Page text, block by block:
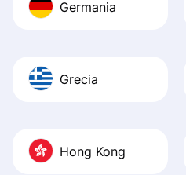
Germania
Grecia
Hong Kong